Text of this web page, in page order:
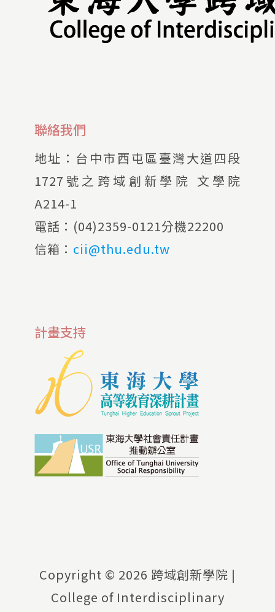
聯絡我們
地址： 台中市西屯區臺灣大道四段
1727號之跨域創新學院 文學院
A214-1
電話： (04)2359-0121分機22200
信箱： cii@thu.edu.tw
計畫支持
Copyright © 2026 跨域創新學院 |
College of Interdisciplinary